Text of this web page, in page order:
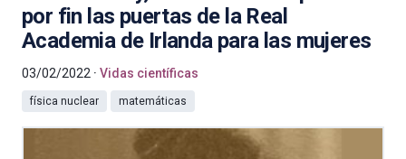
por fin las puertas de la Real
Academia de Irlanda para las mujeres
03/02/2022 Vidas científicas
física nuclear matemáticas